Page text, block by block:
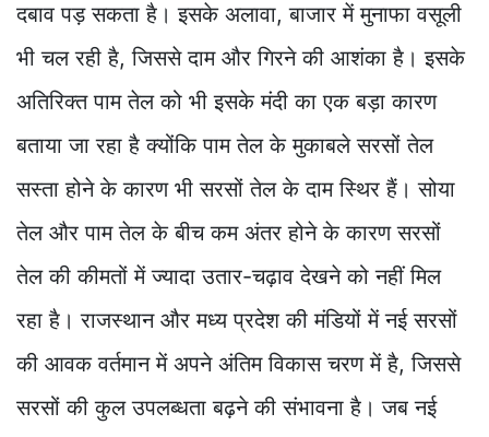
दबाव पड़ सकता है। इसके अलावा, बाजार में मुनाफा वसूली
भी चल रही है, जिससे दाम और गिरने की आशंका है। इसके
अतिरिक्त पाम तेल को भी इसके मंदी का एक बड़ा कारण
बताया जा रहा है क्योंकि पाम तेल के मुकाबले सरसों तेल
सस्ता होने के कारण भी सरसों तेल के दाम स्थिर हैं। सोया
तेल और पाम तेल के बीच कम अंतर होने के कारण सरसों
तेल की कीमतों में ज्यादा उतार-चढ़ाव देखने को नहीं मिल
रहा है। राजस्थान और मध्य प्रदेश की मंडियों में नई सरसों
की आवक वर्तमान में अपने अंतिम विकास चरण में है, जिससे
सरसों की कुल उपलब्धता बढ़ने की संभावना है। जब नई